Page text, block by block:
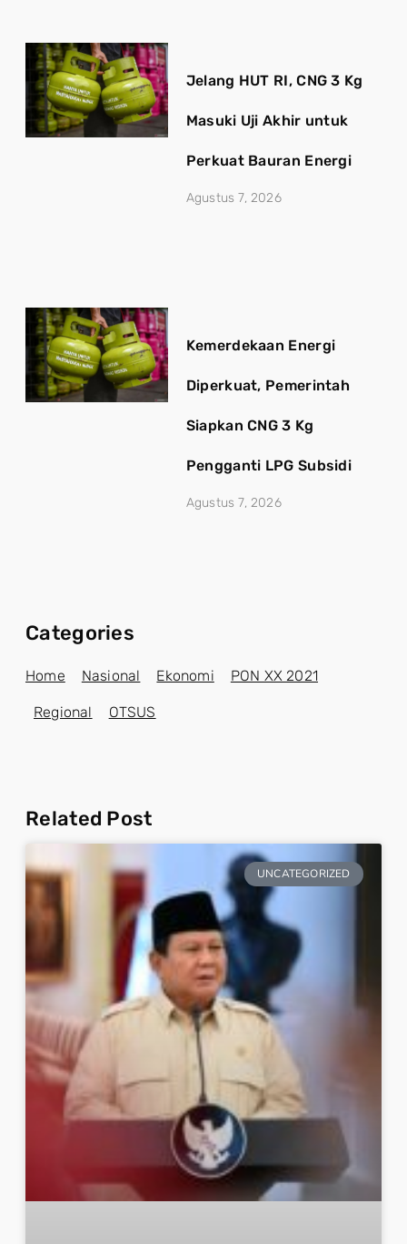
Jelang HUT RI, CNG 3 Kg
Masuki Uji Akhir untuk
Perkuat Bauran Energi
Agustus 7, 2026
Kemerdekaan Energi
Diperkuat, Pemerintah
Siapkan CNG 3 Kg
Pengganti LPG Subsidi
Agustus 7, 2026
Categories
Home Nasional Ekonomi PON XX 2021
Regional OTSUS
Related Post
UNCATEGORIZED